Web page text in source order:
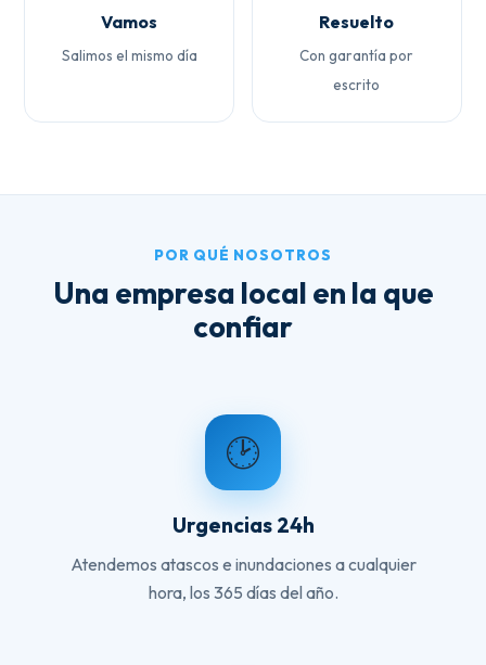
Vamos
Salimos el mismo día
Resuelto
Con garantía por
escrito
POR QUÉ NOSOTROS
Una empresa local en la que
confiar
🕑
Urgencias 24h
Atendemos atascos e inundaciones a cualquier
hora, los 365 días del año.